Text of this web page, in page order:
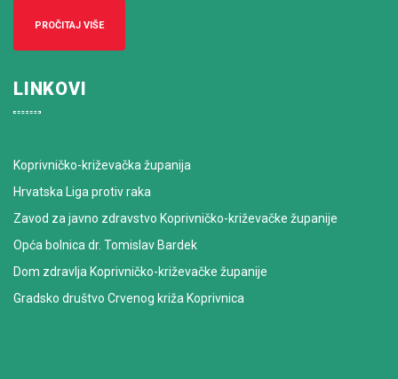
PROČITAJ VIŠE
LINKOVI
Koprivničko-križevačka županija
Hrvatska Liga protiv raka
Zavod za javno zdravstvo Koprivničko-križevačke županije
Opća bolnica dr. Tomislav Bardek
Dom zdravlja Koprivničko-križevačke županije
Gradsko društvo Crvenog križa Koprivnica